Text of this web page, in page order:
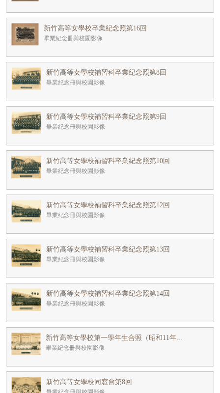
新竹高等女學校卒業紀念照第16回
畢業紀念冊與校園影像
新竹高等女學校補習科卒業紀念照第8回
畢業紀念冊與校園影像
新竹高等女學校補習科卒業紀念照第9回
畢業紀念冊與校園影像
新竹高等女學校補習科卒業紀念照第10回
畢業紀念冊與校園影像
新竹高等女學校補習科卒業紀念照第12回
畢業紀念冊與校園影像
新竹高等女學校補習科卒業紀念照第13回
畢業紀念冊與校園影像
新竹高等女學校補習科卒業紀念照第14回
畢業紀念冊與校園影像
新竹高等女學校第一學年生合照（昭和11年...
畢業紀念冊與校園影像
新竹高等女學校同窓會第8回